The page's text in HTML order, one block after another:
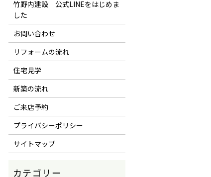
竹野内建設 公式LINEをはじめま
した
お問い合わせ
リフォームの流れ
住宅見学
新築の流れ
ご来店予約
プライバシーポリシー
サイトマップ